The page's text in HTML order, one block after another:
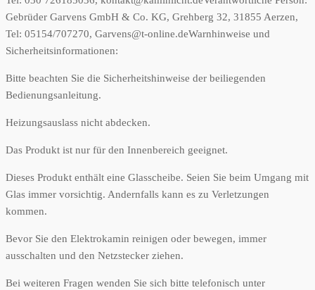
Gebrüder Garvens GmbH & Co. KG, Grehberg 32, 31855 Aerzen,
Tel: 05154/707270, Garvens@t-online.deWarnhinweise und
Sicherheitsinformationen:
Bitte beachten Sie die Sicherheitshinweise der beiliegenden
Bedienungsanleitung.
Heizungsauslass nicht abdecken.
Das Produkt ist nur für den Innenbereich geeignet.
Dieses Produkt enthält eine Glasscheibe. Seien Sie beim Umgang mit
Glas immer vorsichtig. Andernfalls kann es zu Verletzungen
kommen.
Bevor Sie den Elektrokamin reinigen oder bewegen, immer
ausschalten und den Netzstecker ziehen.
Bei weiteren Fragen wenden Sie sich bitte telefonisch unter